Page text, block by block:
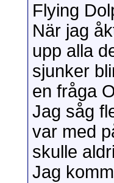
Flying
När jag
upp alla
sjunker
en fråga
Jag såg
var med
skulle
Jag